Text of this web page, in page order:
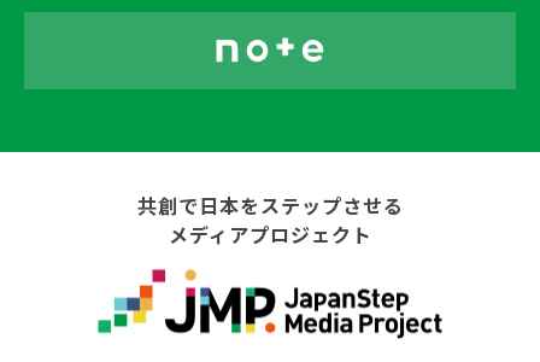
共創で日本をステップさせる
メディアプロジェクト